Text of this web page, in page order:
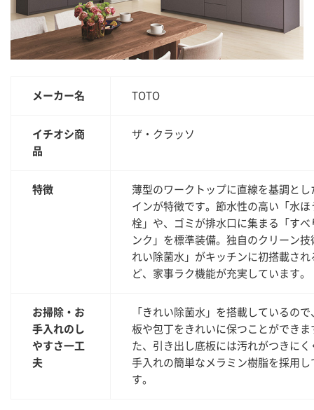
メーカー名 TOTO
イチオシ商
品
ザ・クラッソ
特徴
薄型のワークトップに直線を基調とし
インが特徴です。節水性の高い「水ほ
栓」や、ゴミが排水口に集まる「すべ
ンク」を標準装備。独自のクリーン技
れい除菌水」がキッチンに初搭載され
ど、家事ラク機能が充実しています。
お掃除・お
手入れのし
やすさ一工
夫
「きれい除菌水」を搭載しているので
板や包丁をきれいに保つことができま
た、引き出し底板には汚れがつきにく
手入れの簡単なメラミン樹脂を採用し
す。